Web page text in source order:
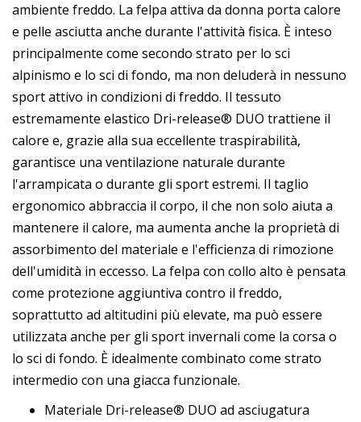
ambiente freddo. La felpa attiva da donna porta calore
e pelle asciutta anche durante l'attività fisica. È inteso
principalmente come secondo strato per lo sci
alpinismo e lo sci di fondo, ma non deluderà in nessuno
sport attivo in condizioni di freddo. Il tessuto
estremamente elastico Dri-release® DUO trattiene il
calore e, grazie alla sua eccellente traspirabilità,
garantisce una ventilazione naturale durante
l'arrampicata o durante gli sport estremi. Il taglio
ergonomico abbraccia il corpo, il che non solo aiuta a
mantenere il calore, ma aumenta anche la proprietà di
assorbimento del materiale e l'efficienza di rimozione
dell'umidità in eccesso. La felpa con collo alto è pensata
come protezione aggiuntiva contro il freddo,
soprattutto ad altitudini più elevate, ma può essere
utilizzata anche per gli sport invernali come la corsa o
lo sci di fondo. È idealmente combinato come strato
intermedio con una giacca funzionale.
Materiale Dri-release® DUO ad asciugatura